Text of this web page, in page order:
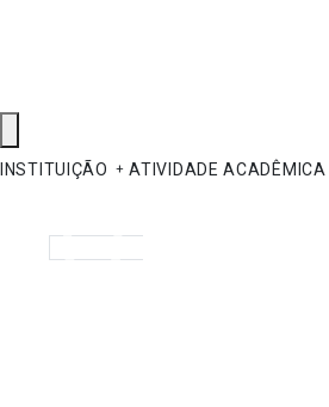
INSTITUIÇÃO ATIVIDADE ACADÊMICA